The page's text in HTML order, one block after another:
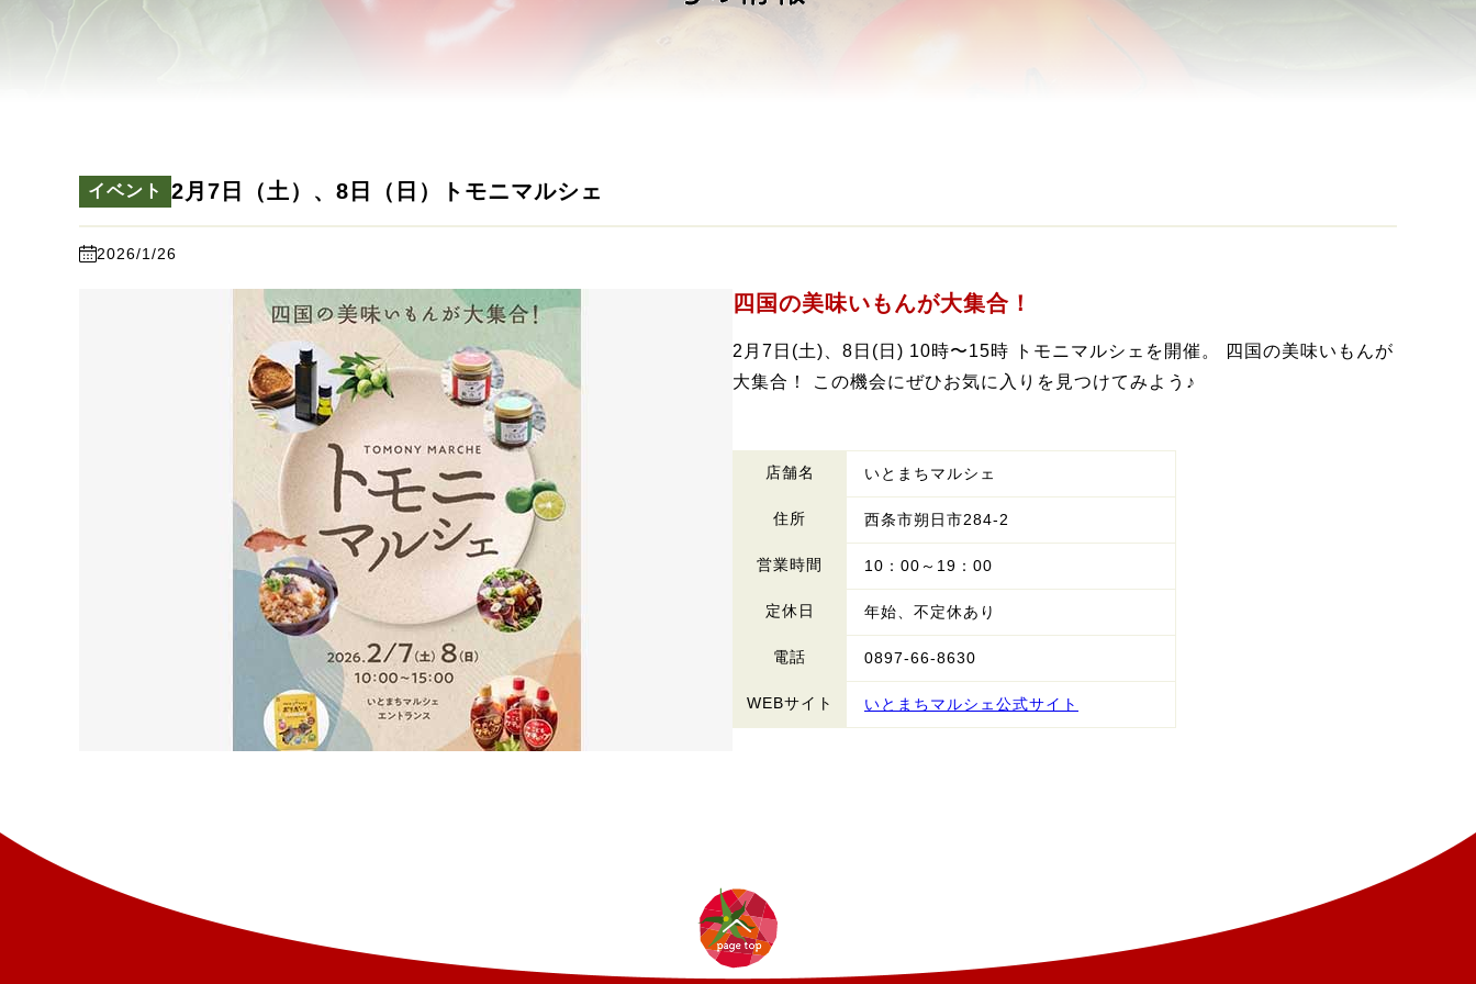
イベント 2月7日（土）、8日（日）トモニマルシェ
2026/1/26
四国の美味いもんが大集合！
2月7日(土)、8日(日) 10時〜15時 トモニマルシェを開催。 四国の美味いもんが
大集合！ この機会にぜひお気に入りを見つけてみよう♪
店舗名 いとまちマルシェ
住所 西条市朔日市284-2
営業時間 10：00～19：00
定休日 年始、不定休あり
電話 0897-66-8630
WEBサイト いとまちマルシェ公式サイト